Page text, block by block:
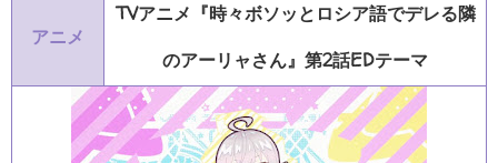
アニメ
TVアニメ『時々ボソッとロシア語でデレる隣
のアーリャさん』第2話EDテーマ